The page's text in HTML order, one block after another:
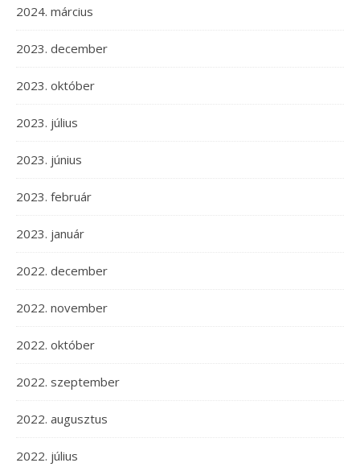
2024. március
2023. december
2023. október
2023. július
2023. június
2023. február
2023. január
2022. december
2022. november
2022. október
2022. szeptember
2022. augusztus
2022. július